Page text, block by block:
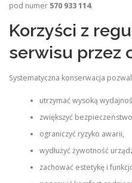
pod numer 570 933 114.
Korzyści z
serwisu przez
Systematyczna konserwacja
utrzymać wysoką
zwiększyć
ograniczyć ryzyko awarii,
wydłużyć żywotność
zachować estetykę i